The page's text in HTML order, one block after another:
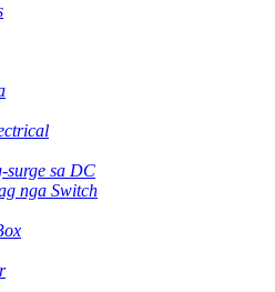
surge sa DC
nga Switch